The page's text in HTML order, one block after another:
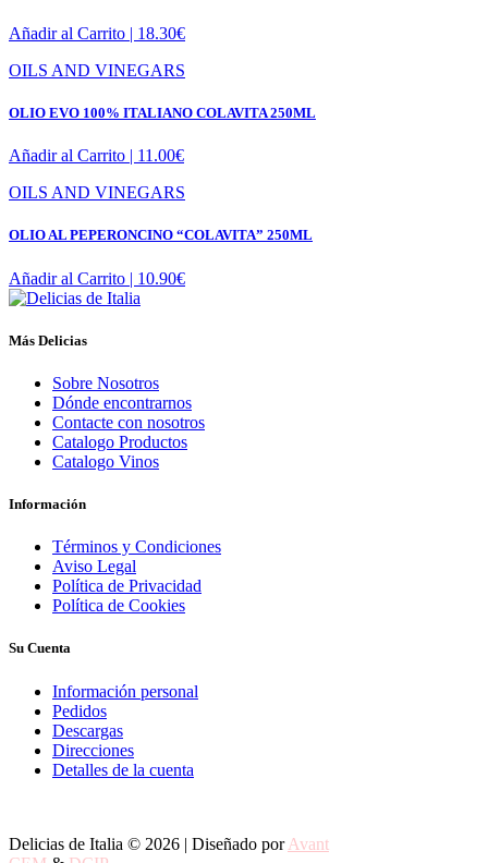
Añadir al Carrito | 18.30€
OILS AND VINEGARS
OLIO EVO 100% ITALIANO COLAVITA 250ML
Añadir al Carrito | 11.00€
OILS AND VINEGARS
OLIO AL PEPERONCINO “COLAVITA” 250ML
Añadir al Carrito | 10.90€
Más Delicias
Sobre Nosotros
Dónde encontrarnos
Contacte con nosotros
Catalogo Productos
Catalogo Vinos
Información
Términos y Condiciones
Aviso Legal
Política de Privacidad
Política de Cookies
Su Cuenta
Información personal
Pedidos
Descargas
Direcciones
Detalles de la cuenta
Delicias de Italia © 2026 | Diseñado por Avant